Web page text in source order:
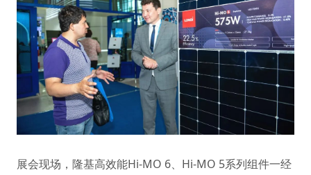
展会现场，隆基高效能Hi-MO 6、Hi-MO 5系列组件一经